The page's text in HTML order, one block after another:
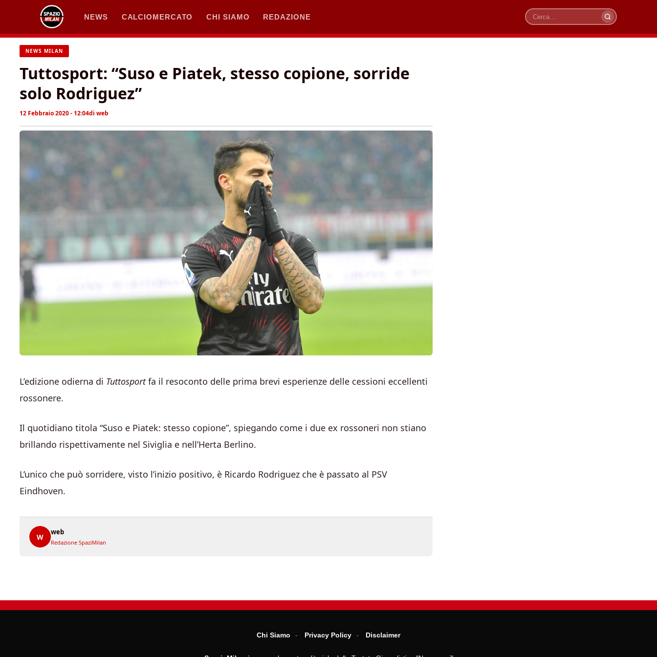
contenuto
NEWS CALCIOMERCATO CHI SIAMO REDAZIONE
Cerca
NEWS MILAN
Tuttosport: “Suso e Piatek, stesso copione, sorride
solo Rodriguez”
12 Febbraio 2020 - 12:04di web
L’edizione odierna di Tuttosportfa il resoconto delle prima brevi esperienze delle cessioni eccellenti
rossonere.
Il quotidiano titola “Suso e Piatek: stesso copione”, spiegando come i due ex rossoneri non stiano
brillando rispettivamente nel Siviglia e nell’Herta Berlino.
L’unico che può sorridere, visto l’inizio positivo, è Ricardo Rodriguez che è passato al PSV
Eindhoven.
W
web
Redazione SpaziMilan
Chi Siamo Privacy Policy Disclaimer